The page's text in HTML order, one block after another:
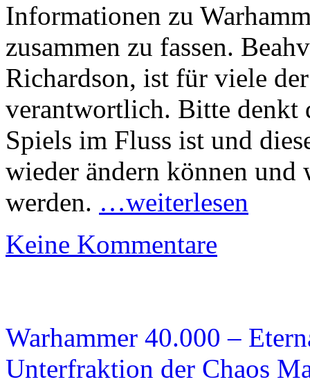
Informationen zu
zusammen zu fassen.
Richardson, ist für viele
verantwortlich. Bitte denkt
Spiels im Fluss ist und
wieder ändern können und
werden. …weiterlesen
Keine Kommentare
Warhammer 40.000 –
Unterfraktion der Chaos